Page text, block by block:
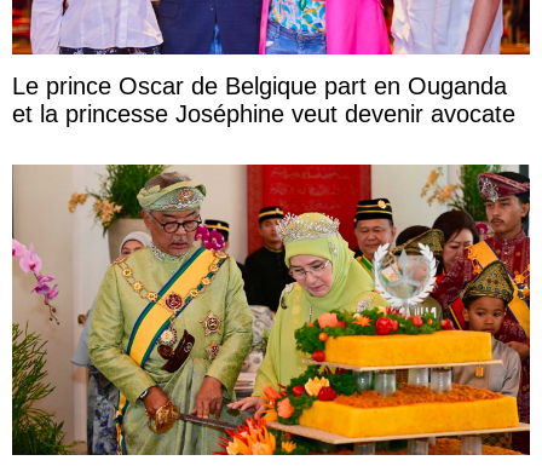
Le prince Oscar de Belgique part en Ouganda
et la princesse Joséphine veut devenir avocate